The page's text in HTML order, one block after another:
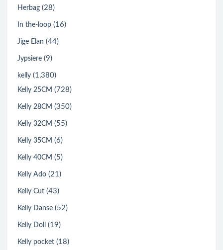
Herbag (28)
In the-loop (16)
Jige Elan (44)
Jypsiere (9)
kelly (1,380)
Kelly 25CM (728)
Kelly 28CM (350)
Kelly 32CM (55)
Kelly 35CM (6)
Kelly 40CM (5)
Kelly Ado (21)
Kelly Cut (43)
Kelly Danse (52)
Kelly Doll (19)
Kelly pocket (18)